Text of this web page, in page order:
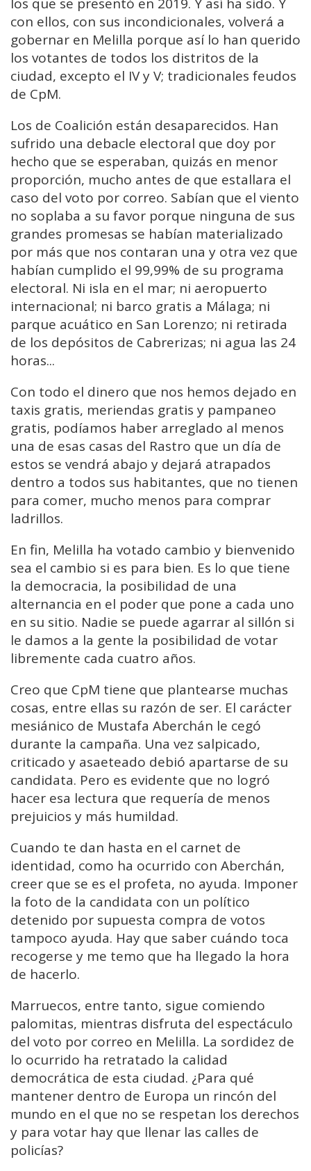
con ellos, con sus incondicionales, volverá a
gobernar en Melilla porque así lo han querido
los votantes de todos los distritos de la
ciudad, excepto el IV y V; tradicionales feudos
de CpM.
Los de Coalición están desaparecidos. Han
sufrido una debacle electoral que doy por
hecho que se esperaban, quizás en menor
proporción, mucho antes de que estallara el
caso del voto por correo. Sabían que el viento
no soplaba a su favor porque ninguna de sus
grandes promesas se habían materializado
por más que nos contaran una y otra vez que
habían cumplido el 99,99% de su programa
electoral. Ni isla en el mar; ni aeropuerto
internacional; ni barco gratis a Málaga; ni
parque acuático en San Lorenzo; ni retirada
de los depósitos de Cabrerizas; ni agua las 24
horas...
Con todo el dinero que nos hemos dejado en
taxis gratis, meriendas gratis y pampaneo
gratis, podíamos haber arreglado al menos
una de esas casas del Rastro que un día de
estos se vendrá abajo y dejará atrapados
dentro a todos sus habitantes, que no tienen
para comer, mucho menos para comprar
ladrillos.
En fin, Melilla ha votado cambio y bienvenido
sea el cambio si es para bien. Es lo que tiene
la democracia, la posibilidad de una
alternancia en el poder que pone a cada uno
en su sitio. Nadie se puede agarrar al sillón si
le damos a la gente la posibilidad de votar
libremente cada cuatro años.
Creo que CpM tiene que plantearse muchas
cosas, entre ellas su razón de ser. El carácter
mesiánico de Mustafa Aberchán le cegó
durante la campaña. Una vez salpicado,
criticado y asaeteado debió apartarse de su
candidata. Pero es evidente que no logró
hacer esa lectura que requería de menos
prejuicios y más humildad.
Cuando te dan hasta en el carnet de
identidad, como ha ocurrido con Aberchán,
creer que se es el profeta, no ayuda. Imponer
la foto de la candidata con un político
detenido por supuesta compra de votos
tampoco ayuda. Hay que saber cuándo toca
recogerse y me temo que ha llegado la hora
de hacerlo.
Marruecos, entre tanto, sigue comiendo
palomitas, mientras disfruta del espectáculo
del voto por correo en Melilla. La sordidez de
lo ocurrido ha retratado la calidad
democrática de esta ciudad. ¿Para qué
mantener dentro de Europa un rincón del
mundo en el que no se respetan los derechos
y para votar hay que llenar las calles de
policías?